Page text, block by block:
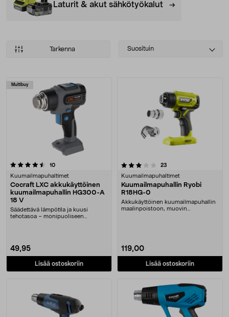
Laturit & akut sähkötyökalut
Tarkenna
Select
Suosituin
Tuotteet
Multibuy
10arvostelut
Kuumailmapuhaltimet
Cocraft LXC akkukäyttöinen
kuumailmapuhallin HG300-A
18 V
Säädettävä lämpötila ja kuusi
tehotasoa – monipuoliseen
49,95
Lisää ostoskoriin
3.5 viidestä tähdestä 23
Kuumailmapuhaltimet
Kuumailmapuhallin Ryobi
R18HG-0
Akkukäyttöinen kuumailmapuhallin
maalinpoistoon, muovin
119,00
Lisää ostoskoriin